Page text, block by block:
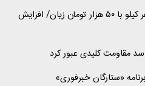
هشدار درباره بازار مرغ؛ فروش هر کیلو با ۵۰ هزار تومان زیان/ افزایش
«ستارگان خبرفوری»